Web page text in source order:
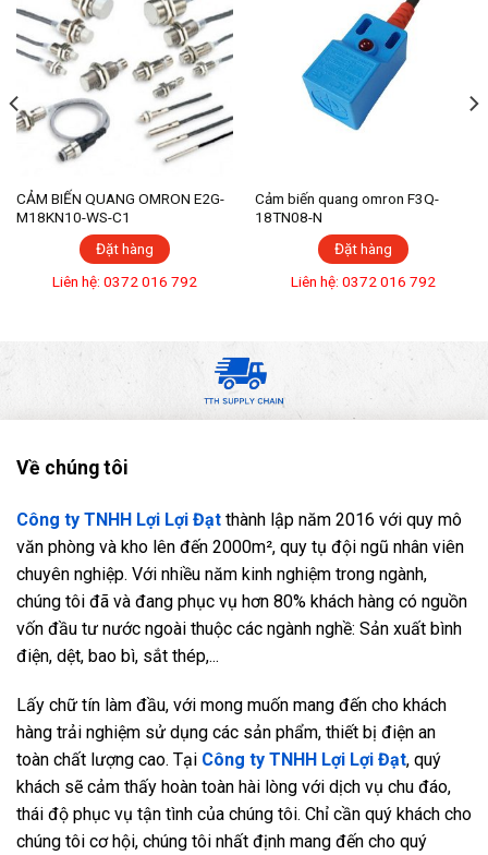
CẢM BIẾN QUANG OMRON E2G-
M18KN10-WS-C1
Đặt hàng
Liên hệ: 0372 016 792
Cảm biến quang omron F3Q-
18TN08-N
Đặt hàng
Liên hệ: 0372 016 792
Về chúng tôi
Công ty TNHH Lợi Lợi Đạt thành lập năm 2016 với quy mô
văn phòng và kho lên đến 2000m², quy tụ đội ngũ nhân viên
chuyên nghiệp. Với nhiều năm kinh nghiệm trong ngành,
chúng tôi đã và đang phục vụ hơn 80% khách hàng có nguồn
vốn đầu tư nước ngoài thuộc các ngành nghề: Sản xuất bình
điện, dệt, bao bì, sắt thép,...
Lấy chữ tín làm đầu, với mong muốn mang đến cho khách
hàng trải nghiệm sử dụng các sản phẩm, thiết bị điện an
toàn chất lượng cao. Tại Công ty TNHH Lợi Lợi Đạt, quý
khách sẽ cảm thấy hoàn toàn hài lòng với dịch vụ chu đáo,
thái độ phục vụ tận tình của chúng tôi. Chỉ cần quý khách cho
chúng tôi cơ hội, chúng tôi nhất định mang đến cho quý